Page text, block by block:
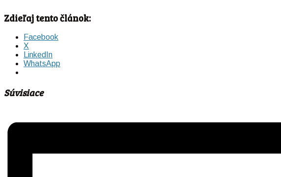
Zdieľaj tento článok:
Facebook
X
LinkedIn
WhatsApp
Súvisiace